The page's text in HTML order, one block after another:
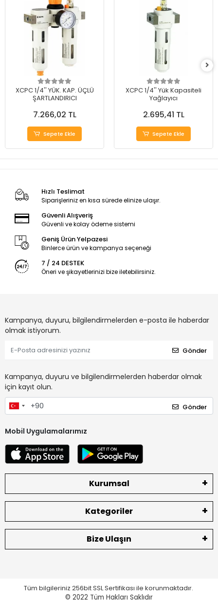
XCPC 1/4'' YÜK. KAP. ÜÇLÜ
ŞARTLANDIRICI
7.266,02 TL
Sepete Ekle
XCPC 1/4'' Yük Kapasiteli
Yağlayıcı
2.695,41 TL
Sepete Ekle
Hızlı Teslimat
Siparişleriniz en kısa sürede elinize ulaşır.
Güvenli Alışveriş
Güvenli ve kolay ödeme sistemi
Geniş Ürün Yelpazesi
Binlerce ürün ve kampanya seçeneği
7 / 24 DESTEK
Öneri ve şikayetlerinizi bize iletebilirsiniz.
Kampanya, duyuru, bilgilendirmelerden e-posta ile haberdar
olmak istiyorum.
Gönder
Kampanya, duyuru ve bilgilendirmelerden haberdar olmak
için kayıt olun.
Gönder
Mobil Uygulamalarımız
Kurumsal
Kategoriler
Bize Ulaşın
Tüm bilgileriniz 256bit SSL Sertifikası ile korunmaktadır.
© 2022 Tüm Hakları Saklıdır